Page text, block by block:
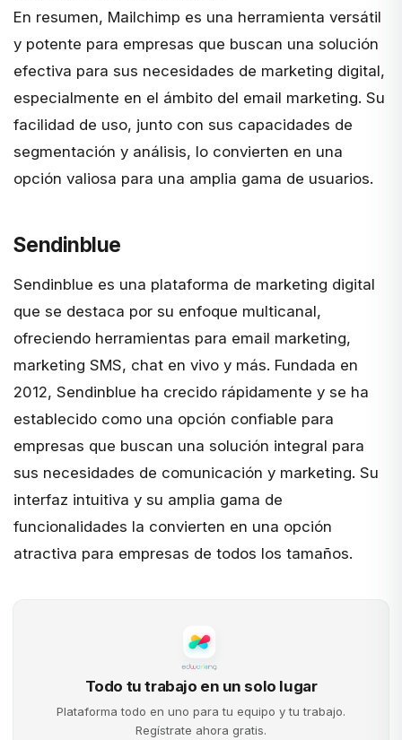
En resumen, Mailchimp es una herramienta versátil
y potente para empresas que buscan una solución
efectiva para sus necesidades de marketing digital,
especialmente en el ámbito del email marketing. Su
facilidad de uso, junto con sus capacidades de
segmentación y análisis, lo convierten en una
opción valiosa para una amplia gama de usuarios.
Sendinblue
Sendinblue es una plataforma de marketing digital
que se destaca por su enfoque multicanal,
ofreciendo herramientas para email marketing,
marketing SMS, chat en vivo y más. Fundada en
2012, Sendinblue ha crecido rápidamente y se ha
establecido como una opción confiable para
empresas que buscan una solución integral para
sus necesidades de comunicación y marketing. Su
interfaz intuitiva y su amplia gama de
funcionalidades la convierten en una opción
atractiva para empresas de todos los tamaños.
Todo tu trabajo en un solo lugar
Plataforma todo en uno para tu equipo y tu trabajo.
Regístrate ahora gratis.